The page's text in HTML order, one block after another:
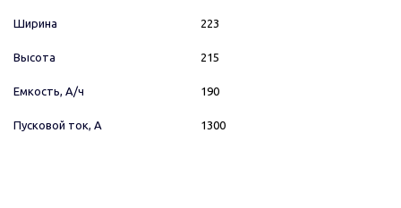
Ширина 223
Высота 215
Емкость, А/ч 190
Пусковой ток, А 1300